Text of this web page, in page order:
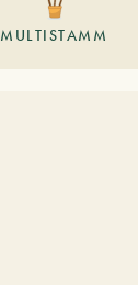
MULTISTAMM